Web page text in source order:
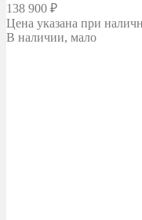
138 900 ₽
Цена указана при
В наличии, мало